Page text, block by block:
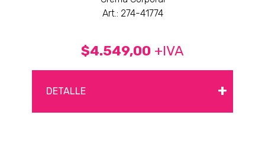
Art.: 274-41774
$4.549,00 +IVA
DETALLE +